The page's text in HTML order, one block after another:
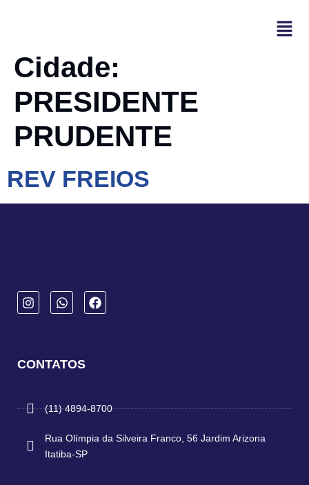
Cidade:
PRESIDENTE
PRUDENTE
REV FREIOS
CONTATOS
(11) 4894-8700
Rua Olímpia da Silveira Franco, 56 Jardim Arizona
Itatiba-SP